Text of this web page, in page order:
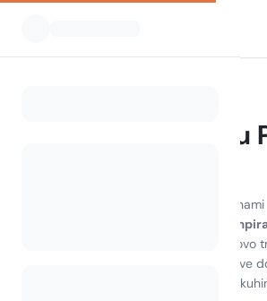
Kampiranje u
Otkrijte radost kampiranja u Panami
uživati u udobnosti glampinga,
kroz živopisne nacionalne parkove
atrakcije, prepustite se ukusnoj